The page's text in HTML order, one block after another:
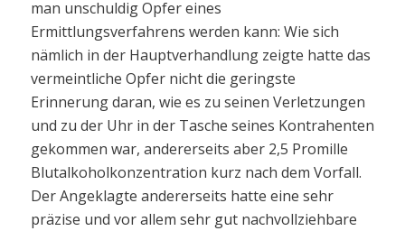
man unschuldig Opfer eines
Ermittlungsverfahrens werden kann: Wie sich
nämlich in der Hauptverhandlung zeigte hatte das
vermeintliche Opfer nicht die geringste
Erinnerung daran, wie es zu seinen Verletzungen
und zu der Uhr in der Tasche seines Kontrahenten
gekommen war, andererseits aber 2,5 Promille
Blutalkoholkonzentration kurz nach dem Vorfall.
Der Angeklagte andererseits hatte eine sehr
präzise und vor allem sehr gut nachvollziehbare